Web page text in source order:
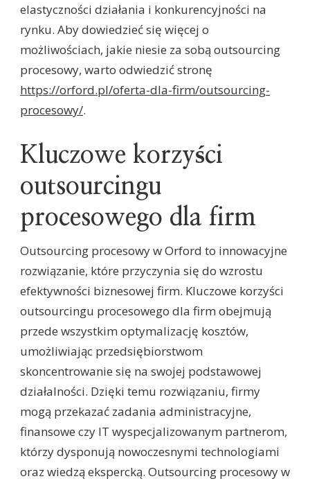
elastyczności działania i konkurencyjności na
rynku. Aby dowiedzieć się więcej o
możliwościach, jakie niesie za sobą outsourcing
procesowy, warto odwiedzić stronę
https://orford.pl/oferta-dla-firm/outsourcing-
procesowy/.
Kluczowe korzyści
outsourcingu
procesowego dla firm
Outsourcing procesowy w Orford to innowacyjne
rozwiązanie, które przyczynia się do wzrostu
efektywności biznesowej firm. Kluczowe korzyści
outsourcingu procesowego dla firm obejmują
przede wszystkim optymalizację kosztów,
umożliwiając przedsiębiorstwom
skoncentrowanie się na swojej podstawowej
działalności. Dzięki temu rozwiązaniu, firmy
mogą przekazać zadania administracyjne,
finansowe czy IT wyspecjalizowanym partnerom,
którzy dysponują nowoczesnymi technologiami
oraz wiedzą ekspercką. Outsourcing procesowy w